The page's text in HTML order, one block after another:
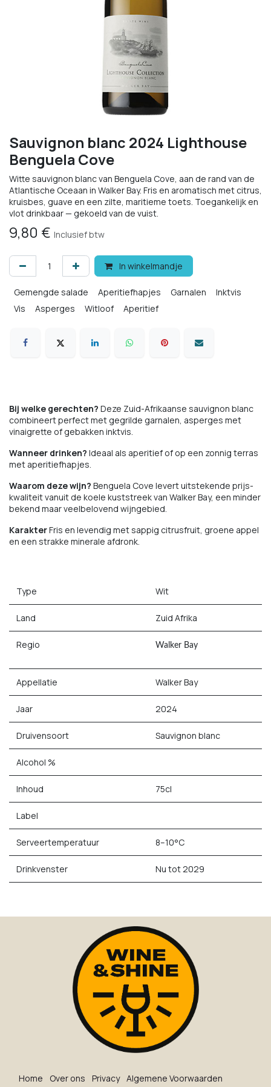
Sauvignon blanc 2024 Lighthouse
Benguela Cove
Witte sauvignon blanc van Benguela Cove, aan de rand van de
Atlantische Oceaan in Walker Bay. Fris en aromatisch met citrus,
kruisbes, guave en een zilte, maritieme toets. Toegankelijk en
vlot drinkbaar — gekoeld van de vuist.
9,80 € Inclusief btw
In winkelmandje
Gemengde salade Aperitiefhapjes Garnalen
Inktvis
Vis
Asperges Witloof Aperitief
Bij welke gerechten? Deze Zuid-Afrikaanse sauvignon blanc
combineert perfect met gegrilde garnalen, asperges met
vinaigrette of gebakken inktvis.
Wanneer drinken? Ideaal als aperitief of op een zonnig terras
met aperitiefhapjes.
Waarom deze wijn? Benguela Cove levert uitstekende prijs-
kwaliteit vanuit de koele kuststreek van Walker Bay, een minder
bekend maar veelbelovend wijngebied.
KarakterFris en levendig met sappig citrusfruit, groene appel
en een strakke minerale afdronk.
Type Wit
Land Zuid Afrika
Regio Walker Bay
Appellatie Walker Bay
Jaar 2024
Druivensoort Sauvignon blanc
Alcohol %
Inhoud 75cl
Label
Serveertemperatuur 8–10°C
Drinkvenster Nu tot 2029
Ho​me O​ve​r on​s Privacy Algemene Voorwaarden